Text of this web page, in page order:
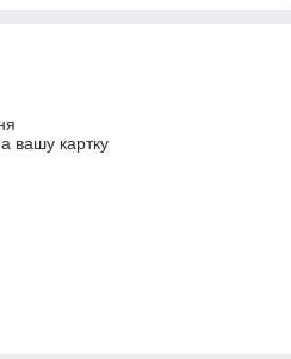
вашу картку